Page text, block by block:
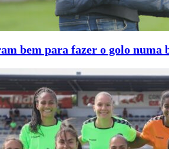
bem para fazer o golo numa